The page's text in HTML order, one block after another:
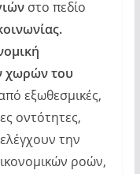
στο πεδίο
χωρών του
εξωθεσμικές,
οντότητες,
την
ροών,